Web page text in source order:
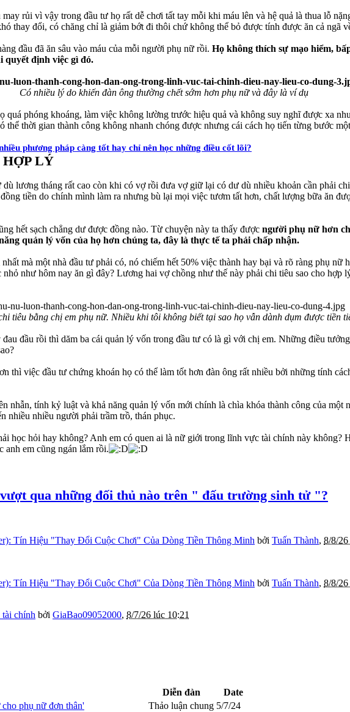
rủi vì vậy trong đầu tư họ rất dễ chơi tất tay mỗi khi máu lên và hệ quả là thua lỗ
thay đổi, có chăng chỉ là giảm bớt đi thôi chứ không thể bỏ được tính được ăn cả ngã
đầu đã ăn sâu vào máu của mỗi người phụ nữ rồi. Họ không thích sự mạo hiểm,
quyết định việc gì đó.
Có nhiều lý do khiến đàn ông thường chết sớm hơn phụ nữ và đây là ví dụ
phóng khoáng, làm việc không lường trước hiệu quả và không suy nghĩ được xa
thể thời gian thành công không nhanh chóng được nhưng cái cách họ tiến từng bước
phương pháp càng tốt hay chỉ nên học những điều cốt lõi?
LÝ
lương tháng rất cao còn khi có vợ rồi đưa vợ giữ lại có dư dù nhiều khoản cần phải
tiền do chính mình làm ra nhưng bù lại mọi việc tươm tất hơn, chất lượng bữa ăn
hết sạch chẳng dư được đồng nào. Từ chuyện này ta thấy được người phụ nữ hơn
quản lý vốn của họ hơn chúng ta, đây là thực tế ta phải chấp nhận.
mà một nhà đầu tư phải có, nó chiếm hết 50% việc thành hay bại và rõ ràng phụ nữ
như hôm nay ăn gì đây? Lương hai vợ chồng như thế này phải chi tiêu sao cho hợp
tiêu bằng chị em phụ nữ. Nhiều khi tôi không biết tại sao họ vẫn dành dụm được tiền
đầu rồi thì dăm ba cái quản lý vốn trong đầu tư có là gì với chị em. Những điều
thì việc đầu tư chứng khoán họ có thể làm tốt hơn đàn ông rất nhiều bởi những tính
nhẫn, tính kỷ luật và khả năng quản lý vốn mới chính là chìa khóa thành công của một
nhiều nhiều người phải trầm trồ, thán phục.
học hỏi hay không? Anh em có quen ai là nữ giới trong lĩnh vực tài chính này không?
anh em cũng ngán lắm rồi.
qua những đối thủ nào trên " đấu trường sinh tử "?
Tín Hiệu "Thay Đổi Cuộc Chơi" Của Dòng Tiền Thông Minh bởi Tuấn Thành, 8/8/26
Tín Hiệu "Thay Đổi Cuộc Chơi" Của Dòng Tiền Thông Minh bởi Tuấn Thành, 8/8/26
tài chính bởi GiaBao09052000, 8/7/26 lúc 10:21
Diễn đàn
Date
phụ nữ đơn thân'
Thảo luận chung 5/7/24